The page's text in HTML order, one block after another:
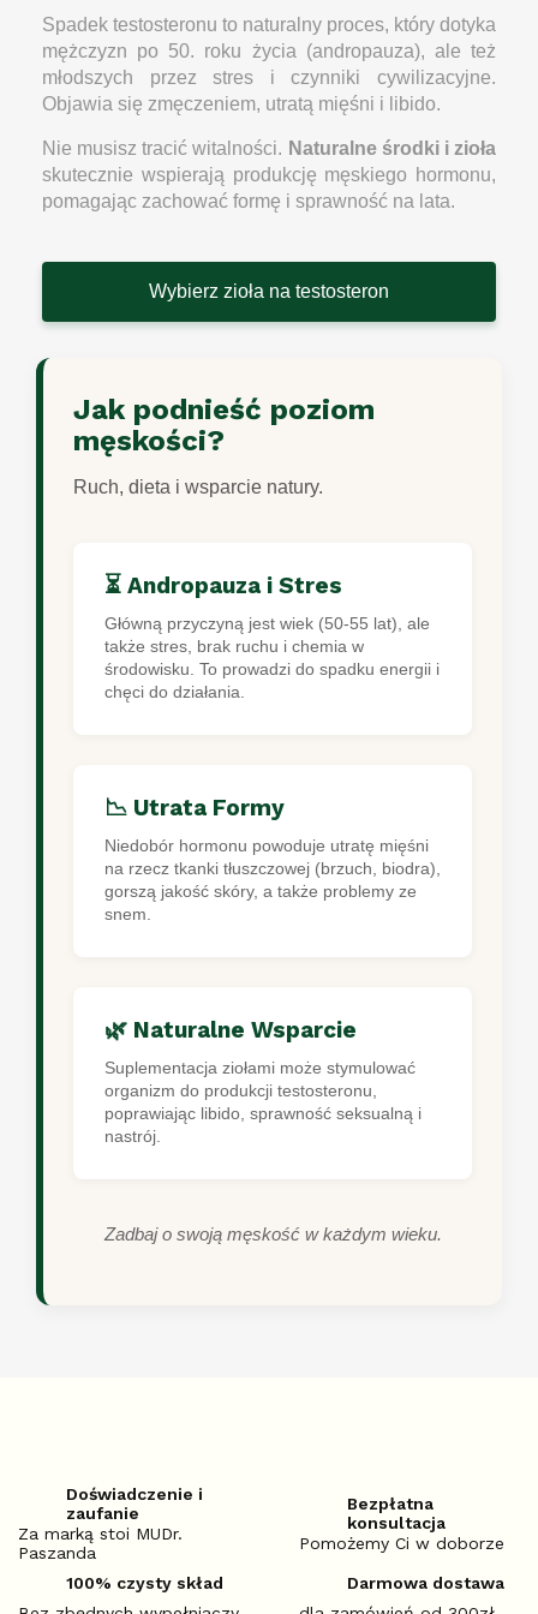
Spadek testosteronu to naturalny proces, który dotyka
mężczyzn po 50. roku życia (andropauza), ale też
młodszych przez stres i czynniki cywilizacyjne.
Objawia się zmęczeniem, utratą mięśni i libido.
Nie musisz tracić witalności. Naturalne środki i zioła
skutecznie wspierają produkcję męskiego hormonu,
pomagając zachować formę i sprawność na lata.
Wybierz zioła na testosteron
Jak podnieść poziom
męskości?
Ruch, dieta i wsparcie natury.
⏳ Andropauza i Stres
Główną przyczyną jest wiek (50-55 lat), ale
także stres, brak ruchu i chemia w
środowisku. To prowadzi do spadku energii i
chęci do działania.
📉 Utrata Formy
Niedobór hormonu powoduje utratę mięśni
na rzecz tkanki tłuszczowej (brzuch, biodra),
gorszą jakość skóry, a także problemy ze
snem.
🌿 Naturalne Wsparcie
Suplementacja ziołami może stymulować
organizm do produkcji testosteronu,
poprawiając libido, sprawność seksualną i
nastrój.
Zadbaj o swoją męskość w każdym wieku.
Doświadczenie i
zaufanie
Za marką stoi MUDr.
Paszanda
Bezpłatna
konsultacja
Pomożemy Ci w doborze
100% czysty skład
Darmowa dostawa